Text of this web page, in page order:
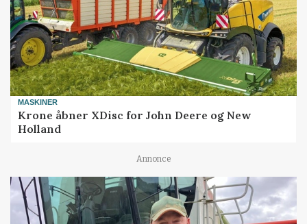
MASKINER
Krone åbner XDisc for John Deere og New
Holland
Annonce